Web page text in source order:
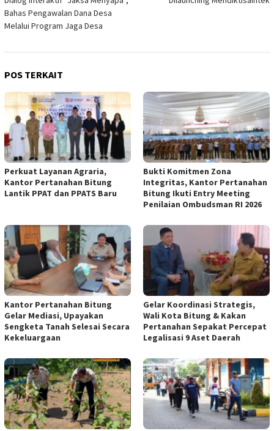
Bahas Pengawalan Dana Desa
Melalui Program Jaga Desa
POS TERKAIT
Perkuat Layanan Agraria,
Kantor Pertanahan Bitung
Lantik PPAT dan PPATS Baru
Bukti Komitmen Zona
Integritas, Kantor Pertanahan
Bitung Ikuti Entry Meeting
Penilaian Ombudsman RI 2026
Kantor Pertanahan Bitung
Gelar Mediasi, Upayakan
Sengketa Tanah Selesai Secara
Kekeluargaan
Gelar Koordinasi Strategis,
Wali Kota Bitung & Kakan
Pertanahan Sepakat Percepat
Legalisasi 9 Aset Daerah